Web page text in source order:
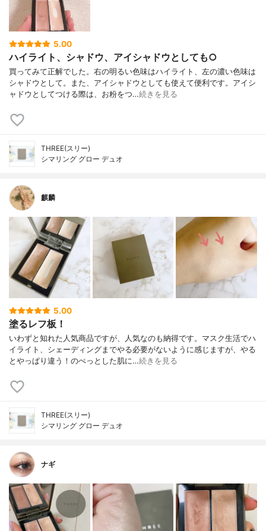
5.00
ハイライト、シャドウ、アイシャドウとしても○
買ってみて正解でした。右の明るい色味はハイライト、左の濃い色味は
シャドウとして。また、アイシャドウとしても使えて便利です。アイシ
ャドウとしてつける際は、お粉をつ…続きを見る
THREE(スリー)
シマリング グロー デュオ
麒麟
5.00
塗るレフ板！
いわずと知れた人気商品ですが、人気なのも納得です。マスク生活でハ
イライト、シェーディングまでやる必要がないように感じますが、やる
とやっぱり違う！のぺっとした肌に…続きを見る
THREE(スリー)
シマリング グロー デュオ
ナギ